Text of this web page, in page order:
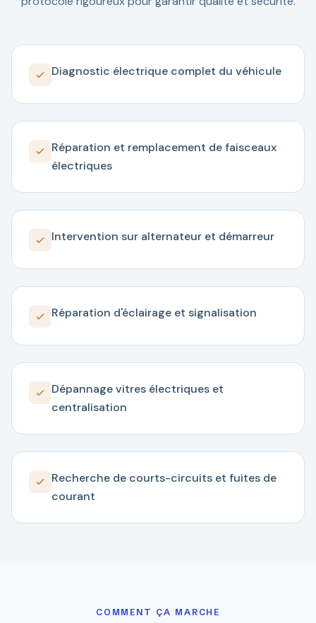
Diagnostic électrique complet du véhicule
Réparation et remplacement de faisceaux
électriques
Intervention sur alternateur et démarreur
Réparation d'éclairage et signalisation
Dépannage vitres électriques et
centralisation
Recherche de courts-circuits et fuites de
courant
COMMENT ÇA MARCHE